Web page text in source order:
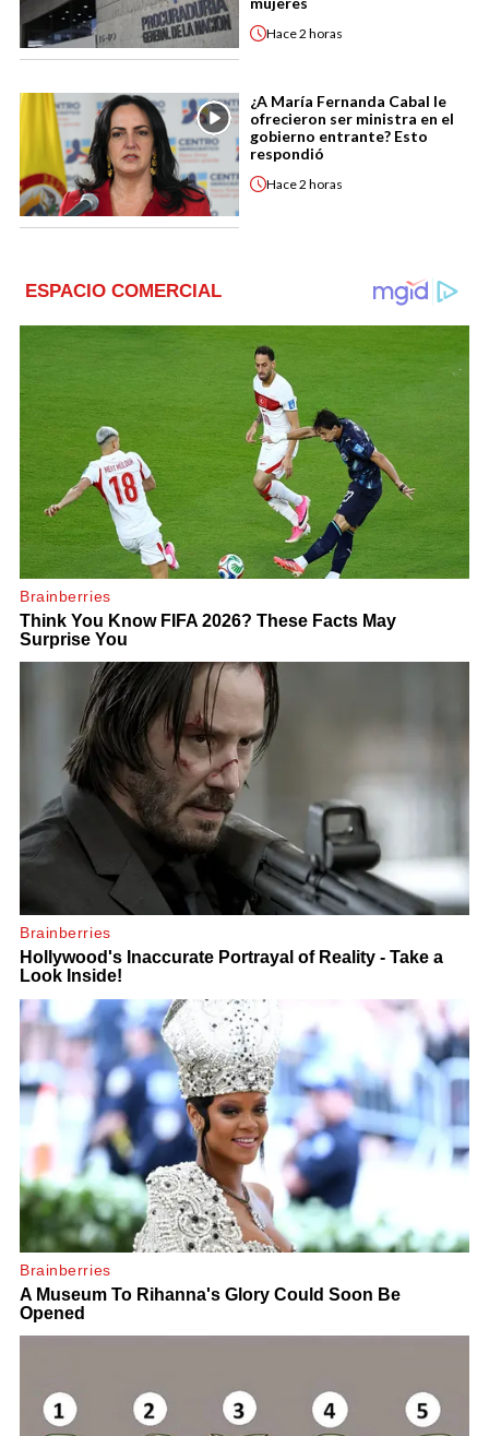
Hace2 horas
¿A María Fernanda Cabal le
ofrecieron ser ministra en el
gobierno entrante? Esto
respondió
Hace2 horas